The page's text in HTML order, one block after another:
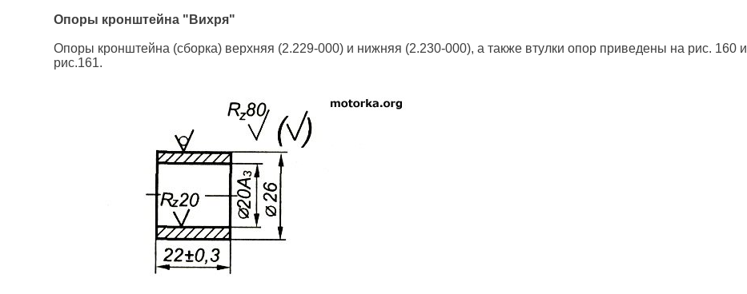
Опоры кронштейна "Вихря"
Опоры кронштейна (сборка) верхняя (2.229-000) и нижняя (2.230-000), а также втулки опор приведены на рис. 160 и
рис.161.